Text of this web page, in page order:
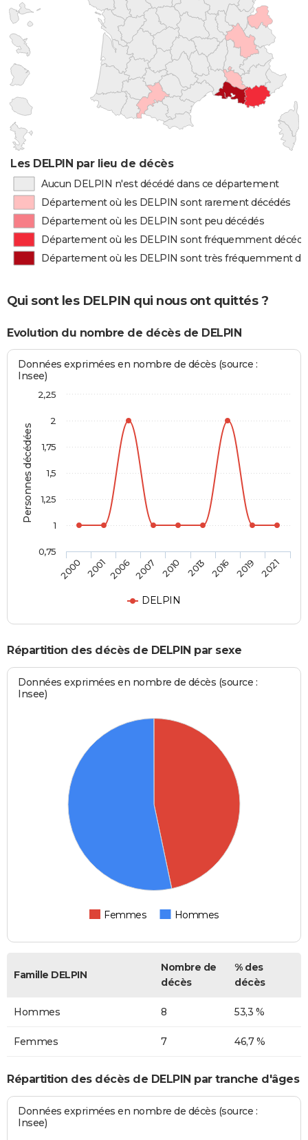
Les DELPIN par lieu de décès
Aucun DELPIN n'est décédé dans ce département
Département où les DELPIN sont rarement décédés
Département où les DELPIN sont peu décédés
Département où les DELPIN sont fréquemment
Département où les DELPIN sont très fréquemment
Qui sont les DELPIN qui nous ont quittés ?
Evolution du nombre de décès de DELPIN
Personnes décédées
Données exprimées en nombre de décès (source :
Insee)
DELPIN
2000 20012006 2007 2010 2013 2016 2019 2021
0,75
1
1,25
1,5
1,75
2
2,25
Répartition des décès de DELPIN par sexe
Données exprimées en nombre de décès (source :
Insee)
Femmes Hommes
Famille DELPIN
Nombre de
décès
% des
décès
Hommes 8 53,3 %
Femmes 7 46,7 %
Répartition des décès de DELPIN par tranche d'âges
Données exprimées en nombre de décès (source :
Insee)